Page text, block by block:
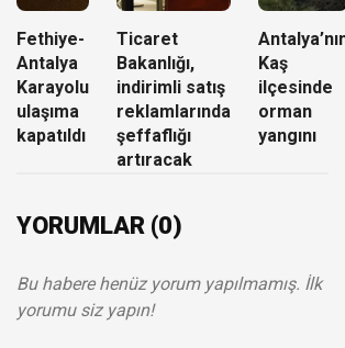
Fethiye-
Antalya
Karayolu
ulaşıma
kapatıldı
Ticaret
Bakanlığı,
indirimli satış
reklamlarında
şeffaflığı
artıracak
Kaş
ilçesinde
orman
yangını
YORUMLAR (0)
Bu habere henüz yorum yapılmamış. İlk
yorumu siz yapın!